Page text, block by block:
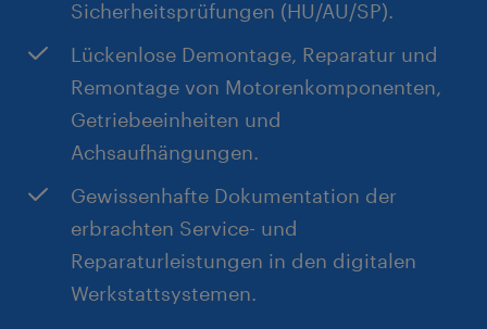
Sicherheitsprüfungen (HU/AU/SP).
Lückenlose Demontage, Reparatur und
Remontage von Motorenkomponenten,
Getriebeeinheiten und
Achsaufhängungen.
Gewissenhafte Dokumentation der
erbrachten Service- und
Reparaturleistungen in den digitalen
Werkstattsystemen.